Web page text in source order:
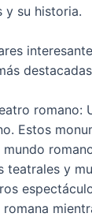
y su historia.
romano:
Estos
teatrales y